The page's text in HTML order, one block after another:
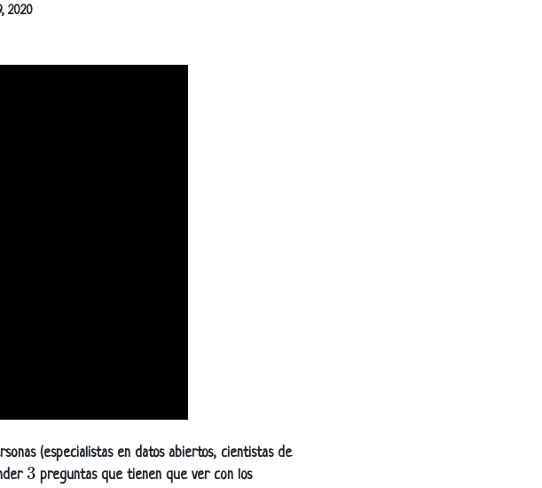
2020
(especialistas en datos abiertos, cientistas de
3preguntas que tienen que ver con los